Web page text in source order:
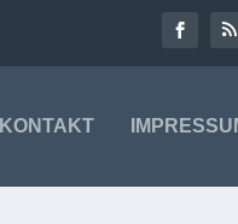
KONTAKT